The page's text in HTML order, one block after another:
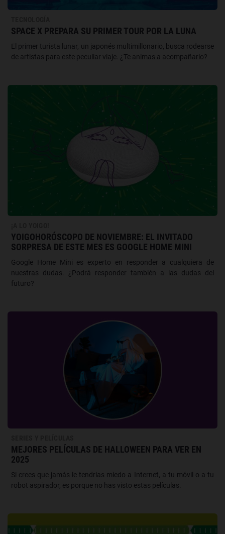
SPACE X PREPARA SU PRIMER TOUR POR LA LUNA
El primer turista lunar, un japonés multimillonario, busca rodearse
de artistas para este peculiar viaje. ¿Te animas a acompañarlo?
YOIGOHORÓSCOPO DE NOVIEMBRE: EL INVITADO
SORPRESA DE ESTE MES ES GOOGLE HOME MINI
Google Home Mini es experto en responder a cualquiera de
nuestras dudas. ¿Podrá responder también a las dudas del
futuro?
MEJORES PELÍCULAS DE HALLOWEEN PARA VER EN
2025
Si crees que jamás le tendrías miedo a Internet, a tu móvil o a tu
robot aspirador, es porque no has visto estas películas.